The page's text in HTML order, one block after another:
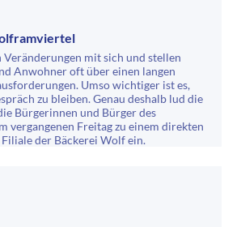
Veränderungen mit sich und stellen
Anwohner oft über einen langen
Umso wichtiger ist es,
zu bleiben. Genau deshalb lud die
Bürgerinnen und Bürger des
vergangenen Freitag zu einem direkten
der Bäckerei Wolf ein.